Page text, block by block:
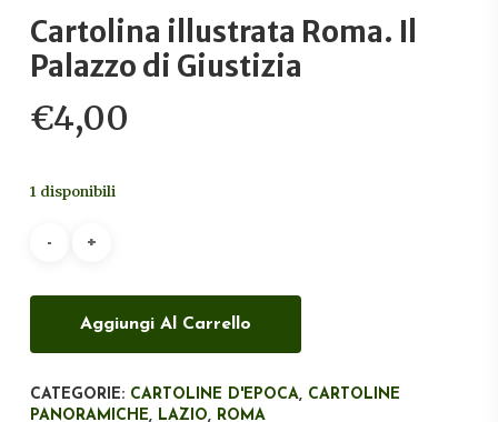
Cartolina illustrata Roma. Il
Palazzo di Giustizia
€4,00
1 disponibili
Aggiungi Al Carrello
CATEGORIE: CARTOLINE D'EPOCA, CARTOLINE
PANORAMICHE, LAZIO, ROMA